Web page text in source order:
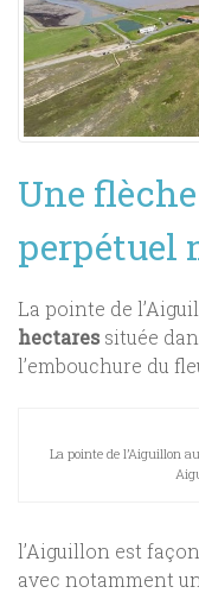
Une
perpétuel
La pointe de
hectares située
l’embouchure du
La pointe de l’Aiguillon
l’Aiguillon est
avec notamment